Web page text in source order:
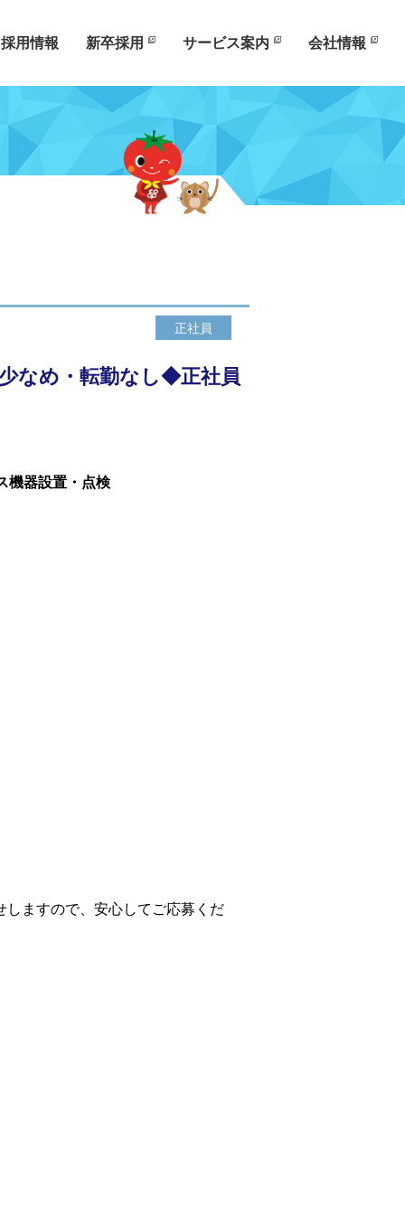
採用情報 新卒採用 サービス案内 会社情報
正社員
なめ・転勤なし◆正社員
器設置・点検
ますので、安心してご応募くだ